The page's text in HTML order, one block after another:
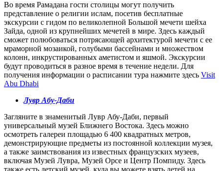
Во время Рамадана гости столицы могут получить
представление о религии ислам, посетив бесплатные
экскурсии с гидом по великолепной Большой мечети шейха
Зайда, одной из крупнейших мечетей в мире. Здесь каждый
сможет полюбоваться потрясающей архитектурой мечети с ее
мраморной мозаикой, голубыми бассейнами и множеством
колонн, инкрустированных аметистом и яшмой. Экскурсии
будут проводиться в разное время в течение недели. Для
получения информации о расписании тура нажмите здесь Visit
Abu Dhabi
Лувр Абу-Даби
Загляните в знаменитый Лувр Абу-Даби, первый
универсальный музей Ближнего Востока. Здесь можно
осмотреть галереи площадью 6 400 квадратных метров,
демонстрирующие предметы из постоянной коллекции музея,
а также заимствования из известных французских музеев,
включая Музей Лувра, Музей Орсе и Центр Помпиду. Здесь